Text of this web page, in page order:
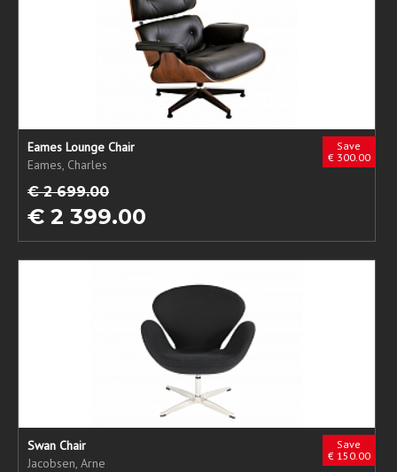
Save
€ 300.00
Eames Lounge Chair
Eames, Charles
€ 2 699.00
€ 2 399.00
Save
€ 150.00
Swan Chair
Jacobsen, Arne